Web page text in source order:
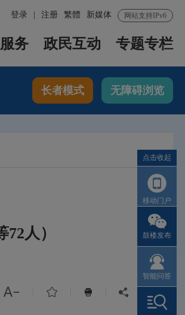
网站支持IPv6
新媒体
繁體
登录 注册
务 政民互动 专题专栏
长者模式 无障碍浏览
人）
   
点击收起
移动门户
鼓楼发布
智能问答